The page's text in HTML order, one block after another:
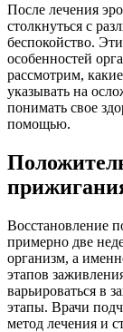
После лечения
столкнуться с
беспокойство.
особенностей
рассмотрим,
указывать на
понимать свое
помощью.
Восстановление
примерно две
организм, а
этапов
варьироваться в
этапы. Врачи
метод лечения и